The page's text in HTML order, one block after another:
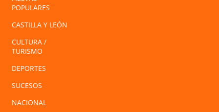
POPULARES
CASTILLA Y LEÓN
CULTURA /
TURISMO
DEPORTES
SUCESOS
NACIONAL